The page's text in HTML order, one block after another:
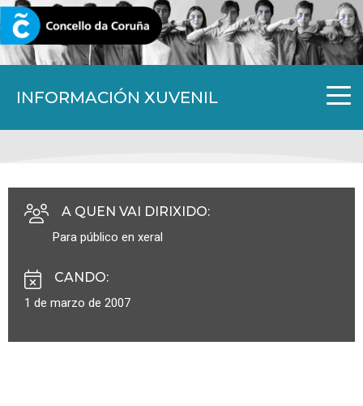
INFORMACIÓN XUVENIL
CORUNA.GAL
A QUEN VAI DIRIXIDO:
Para público en xeral
CANDO:
1 de marzo de 2007